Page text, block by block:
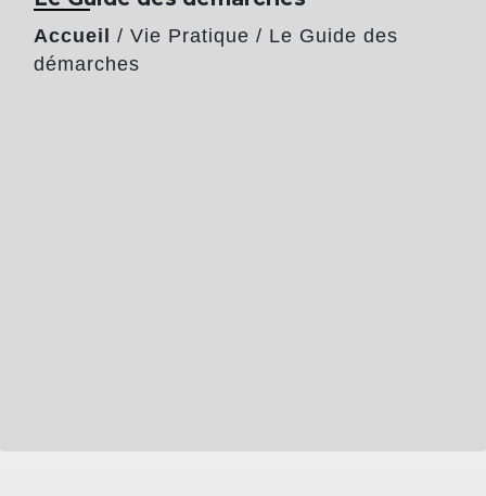
Accueil / Vie Pratique / Le Guide des
démarches